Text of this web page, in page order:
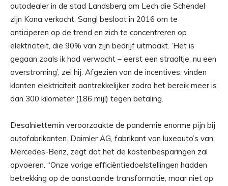
autodealer in de stad Landsberg am Lech die Schendel
zijn Kona verkocht. Sangl besloot in 2016 om te
anticiperen op de trend en zich te concentreren op
elektriciteit, die 90% van zijn bedrijf uitmaakt. ‘Het is
gegaan zoals ik had verwacht – eerst een straaltje, nu een
overstroming’, zei hij. Afgezien van de incentives, vinden
klanten elektriciteit aantrekkelijker zodra het bereik meer is
dan 300 kilometer (186 mijl) tegen betaling.
Desalniettemin veroorzaakte de pandemie enorme pijn bij
autofabrikanten. Daimler AG, fabrikant van luxeauto’s van
Mercedes-Benz, zegt dat het de kostenbesparingen zal
opvoeren. “Onze vorige efficiëntiedoelstellingen hadden
betrekking op de aanstaande transformatie, maar niet op